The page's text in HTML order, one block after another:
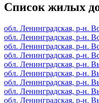
Список жилых
обл. Ленинградская, р-н.
обл. Ленинградская, р-н.
обл. Ленинградская, р-н.
обл. Ленинградская, р-н.
обл. Ленинградская, р-н.
обл. Ленинградская, р-н.
обл. Ленинградская, р-н.
обл. Ленинградская, р-н.
обл. Ленинградская, р-н.